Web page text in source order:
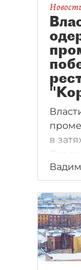
в
Суд
за
под
в